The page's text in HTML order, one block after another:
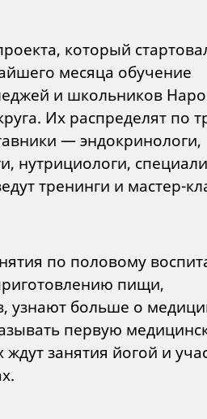
который
месяца обучение
и школьников
Их распределят по
— эндокринологи,
нутрициологи,
тренинги и мастер-
по половому
пищи,
узнают больше о
первую
занятия йогой и